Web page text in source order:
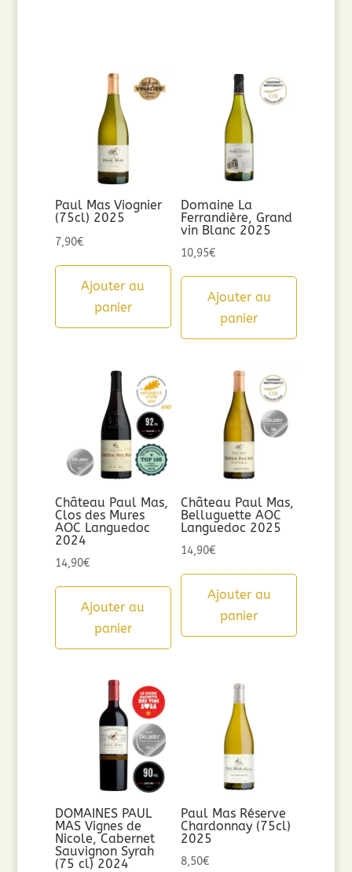
Paul Mas Viognier
(75cl) 2025
7,90€
Ajouter au
panier
Domaine La
Ferrandière, Grand
vin Blanc 2025
10,95€
Ajouter au
panier
Château Paul Mas,
Clos des Mures
AOC Languedoc
2024
14,90€
Ajouter au
panier
Château Paul Mas,
Belluguette AOC
Languedoc 2025
14,90€
Ajouter au
panier
DOMAINES PAUL
MAS Vignes de
Nicole, Cabernet
Sauvignon Syrah
(75 cl) 2024
Paul Mas Réserve
Chardonnay (75cl)
2025
8,50€